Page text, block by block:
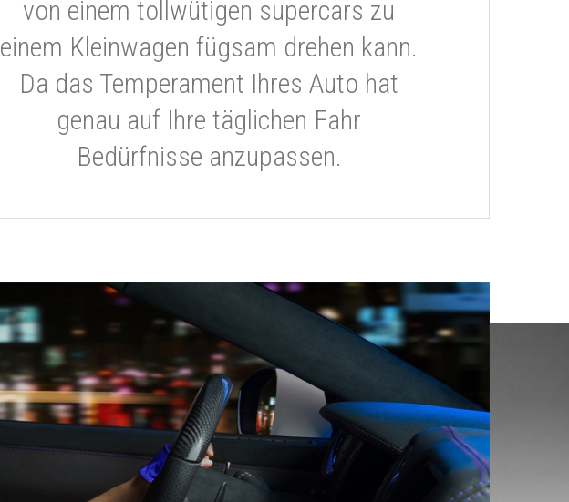
von einem tollwütigen supercars zu
einem Kleinwagen fügsam drehen kann.
Da das Temperament Ihres Auto hat
genau auf Ihre täglichen Fahr
Bedürfnisse anzupassen.